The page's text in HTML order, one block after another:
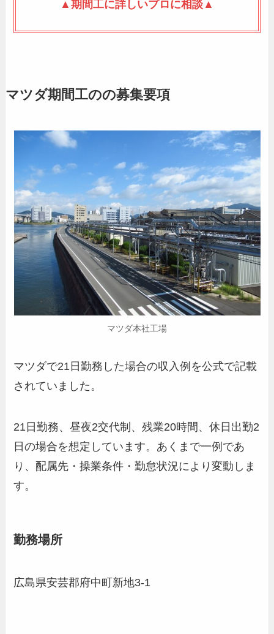
▲期間工に詳しいプロに相談▲
マツダ期間工のの募集要項
マツダ本社工場
マツダで21日勤務した場合の収入例を公式で記載
されていました。
21日勤務、昼夜2交代制、残業20時間、休日出勤2
日の場合を想定しています。あくまで一例であ
り、配属先・操業条件・勤怠状況により変動しま
す。
勤務場所
広島県安芸郡府中町新地3-1